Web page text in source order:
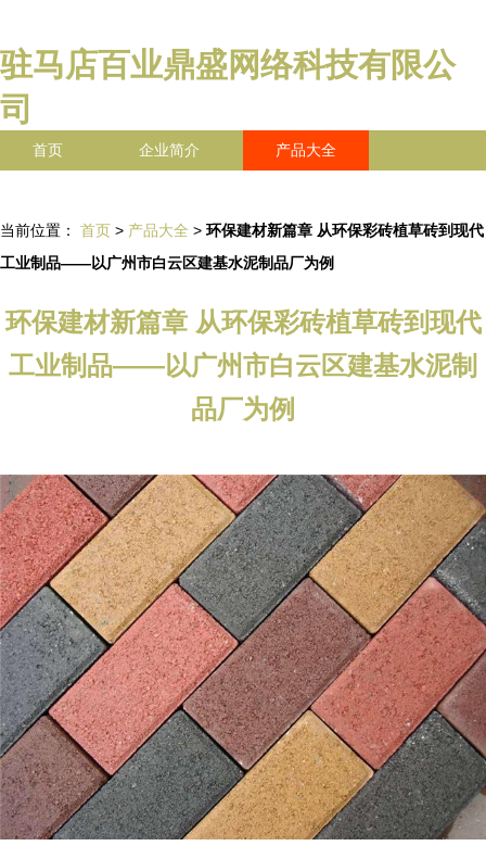
驻马店百业鼎盛网络科技有限公
司
首页 企业简介 产品大全
当前位置： 首页 > 产品大全 > 环保建材新篇章 从环保彩砖植草砖到现代
工业制品——以广州市白云区建基水泥制品厂为例
环保建材新篇章 从环保彩砖植草砖到现代
工业制品——以广州市白云区建基水泥制
品厂为例